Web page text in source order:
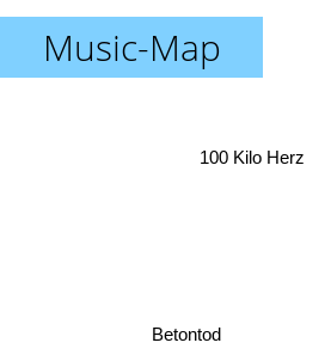
Music-Map
Betontod
100 Kilo Herz